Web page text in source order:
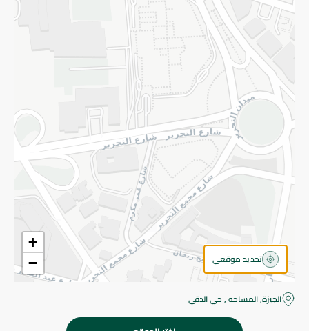
+
−
تحديد موقعي
الجيزة, المساحه , حي الدقي
قم بالتسجيل للنشرة
©2026 - Spinneys | جميع الحقوق محفوظة